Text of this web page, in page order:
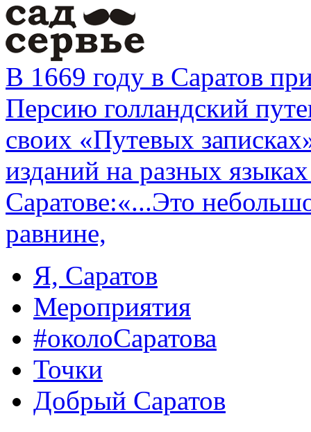
В 1669 году в Саратов
Персию голландский
своих «Путевых
изданий на разных
Саратове:«...Это
равнине,
Я, Саратов
Мероприятия
#околоСаратова
Точки
Добрый Саратов